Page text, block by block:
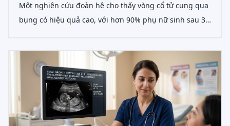
Một nghiên cứu đoàn hệ cho thấy vòng cổ tử cung qua
bụng có hiệu quả cao, với hơn 90% phụ nữ sinh sau 32
ngắn trong thai kỳ sớm có liên quan đến sinh cực non.